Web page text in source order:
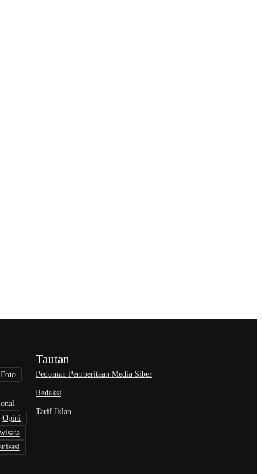
Foto
Opini
Tautan
Pedoman Pemberitaan Media Siber
Redaksi
Tarif Iklan